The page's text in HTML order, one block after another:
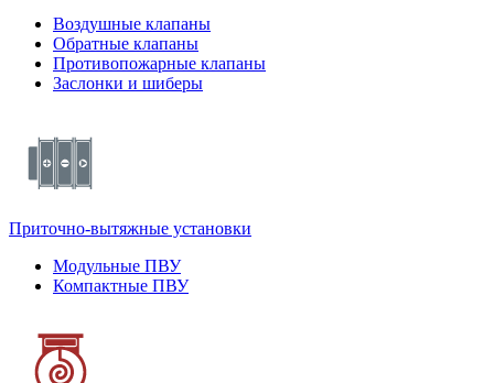
Воздушные клапаны
Обратные клапаны
Противопожарные клапаны
Заслонки и шиберы
Приточно-вытяжные установки
Модульные ПВУ
Компактные ПВУ